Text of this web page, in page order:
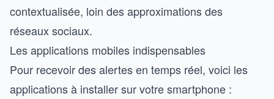
contextualisée, loin des approximations des
réseaux sociaux.
Les applications mobiles indispensables
Pour recevoir des alertes en temps réel, voici les
applications à installer sur votre smartphone :